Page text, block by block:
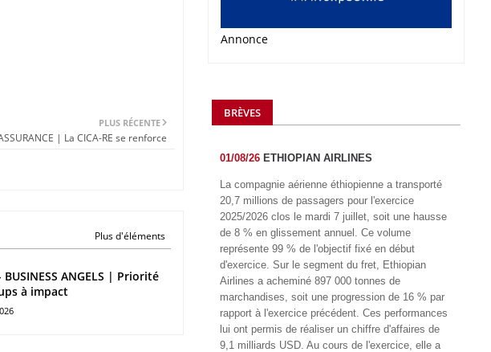
PLUS RÉCENTE
| La CICA-RE se renforce
Plus d'éléments
BUSINESS ANGELS | Priorité
à impact
Annonce
BRÈVES
01/08/26 ETHIOPIAN AIRLINES
La compagnie aérienne éthiopienne a transporté
20,7 millions de passagers pour l'exercice
2025/2026 clos le mardi 7 juillet, soit une hausse
de 8 % en glissement annuel. Ce volume
représente 99 % de l'objectif fixé en début
d'exercice. Sur le segment du fret, Ethiopian
Airlines a acheminé 897 000 tonnes de
marchandises, soit une progression de 16 % par
rapport à l'exercice précédent. Ces performances
lui ont permis de réaliser un chiffre d'affaires de
9,1 milliards USD. Au cours de l'exercice, elle a